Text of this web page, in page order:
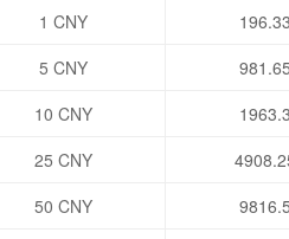
1 CNY
5 CNY
10 CNY
25 CNY
50 CNY